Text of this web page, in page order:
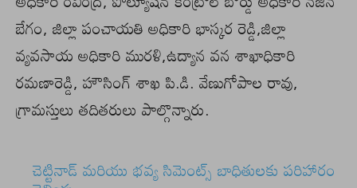
బేగం, జిల్లా పంచాయతి అధికారి భాస్కర రెడ్డి,జిల్లా
వ్యవసాయ అధికారి మురళి,ఉద్యాన వన శాఖాధికారి
రమణారెడ్డి, హౌసింగ్ శాఖ పి.డి. వేణుగోపాల రావు,
గ్రామస్తులు తదితరులు పాల్గొన్నారు.
చెట్టినాడ్ మరియు భవ్య సిమెంట్స్ బాధితులకు పరిహారం